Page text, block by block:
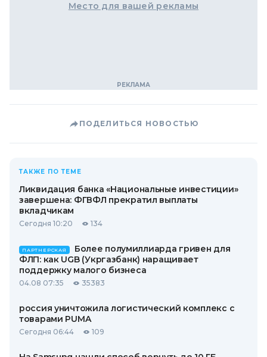
Место для вашей рекламы
ПОДЕЛИТЬСЯ НОВОСТЬЮ
ТАКЖЕ ПО ТЕМЕ
Ликвидация банка «Национальные инвестиции»
завершена: ФГВФЛ прекратил выплаты
вкладчикам
Сегодня 10:20 134
ПАРТНЕРСКАЯ
Более полумиллиарда гривен для
ФЛП: как UGB (Укргазбанк) наращивает
поддержку малого бизнеса
04.08 07:35 35383
россия уничтожила логистический комплекс с
товарами PUMA
Сегодня 06:44 109